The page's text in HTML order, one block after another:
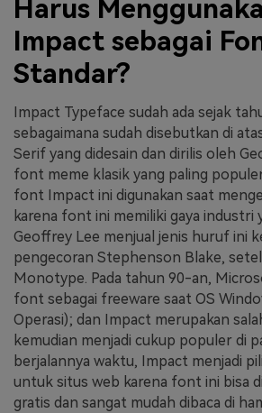
Harus
Impact sebagai
Standar?
Impact Typeface sudah ada sejak
sebagaimana sudah disebutkan di
Serif yang didesain dan dirilis oleh
font meme klasik yang paling
font Impact ini digunakan saat
karena font ini memiliki gaya industri
Geoffrey Lee menjual jenis huruf ini
pengecoran Stephenson Blake,
Monotype. Pada tahun 90-an,
font sebagai freeware saat OS
Operasi); dan Impact merupakan
kemudian menjadi cukup populer di
berjalannya waktu, Impact menjadi
untuk situs web karena font ini bisa
gratis dan sangat mudah dibaca di